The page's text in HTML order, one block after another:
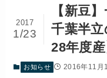
【新豆
千葉半
28年度産
2017
1/23
お知らせ 2016年11月